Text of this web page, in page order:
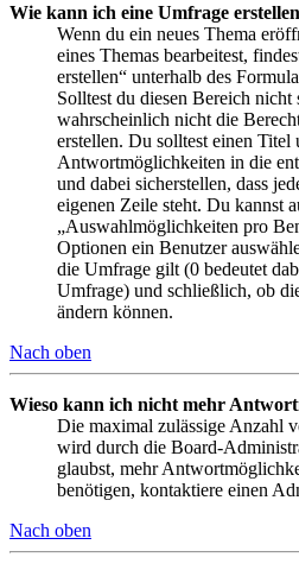
Wie kann ich eine Umfrage
Wenn du ein neues Thema
eines Themas bearbeitest,
erstellen“ unterhalb des
Solltest du diesen Bereich nicht
wahrscheinlich nicht die
erstellen. Du solltest einen Titel
Antwortmöglichkeiten in die
und dabei sicherstellen, dass
eigenen Zeile steht. Du kannst
„Auswahlmöglichkeiten pro
Optionen ein Benutzer
die Umfrage gilt (0 bedeutet
Umfrage) und schließlich, ob
ändern können.
Nach oben
Wieso kann ich nicht mehr
Die maximal zulässige Anzahl
wird durch die Board-
glaubst, mehr
benötigen, kontaktiere einen
Nach oben